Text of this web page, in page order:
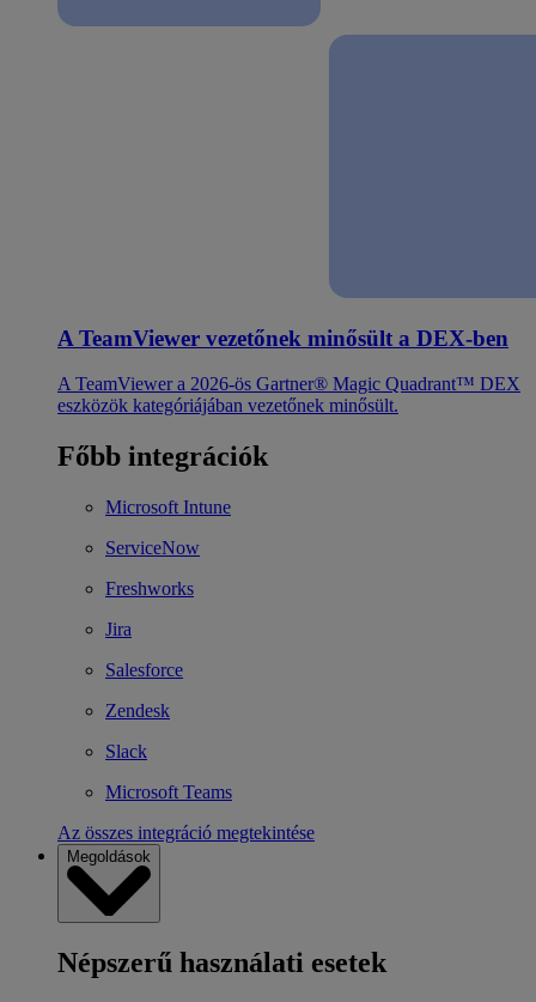
A TeamViewer vezetőnek minősült a DEX-ben
A TeamViewer a 2026-ös Gartner® Magic Quadrant™ DEX
eszközök kategóriájában vezetőnek minősült.
Főbb integrációk
Microsoft Intune
ServiceNow
Freshworks
Jira
Salesforce
Zendesk
Slack
Microsoft Teams
Az összes integráció megtekintése
Megoldások
Népszerű használati esetek